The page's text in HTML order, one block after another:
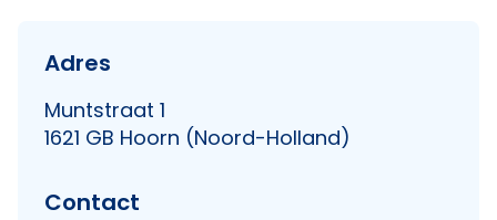
Adres
Muntstraat 1
1621 GB Hoorn (Noord-Holland)
Contact